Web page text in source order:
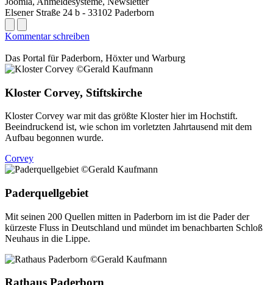
Elsener Straße 24 b - 33102 Paderborn
Kommentar schreiben
Das Portal fürPaderborn, Höxterund Warburg
Kloster Corvey, Stiftskirche
Kloster Corvey war mit das größte Kloster hier im Hochstift.
Beeindruckend ist, wie schon im vorletzten Jahrtausend mit dem
Aufbau begonnen wurde.
Corvey
Paderquellgebiet
Mit seinen 200 Quellen mitten in Paderborn im ist die Pader der
kürzeste Fluss in Deutschland und mündet im benachbarten Schloß
Neuhaus in die Lippe.